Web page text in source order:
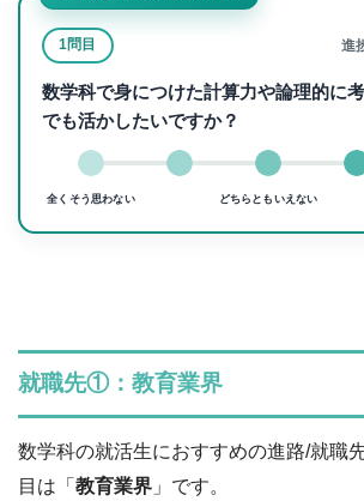
1問目 進
数学科で身につけた計算力や論理的に
でも活かしたいですか？
全くそう思わない どちらともいえない
就職先①：教育業界
数学科の就活生におすすめの進路/就職
目は「 教育業界 」です。